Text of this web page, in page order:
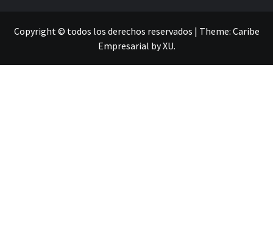
Copyright © todos los derechos reservados | Theme: Caribe
Empresarial byXU.